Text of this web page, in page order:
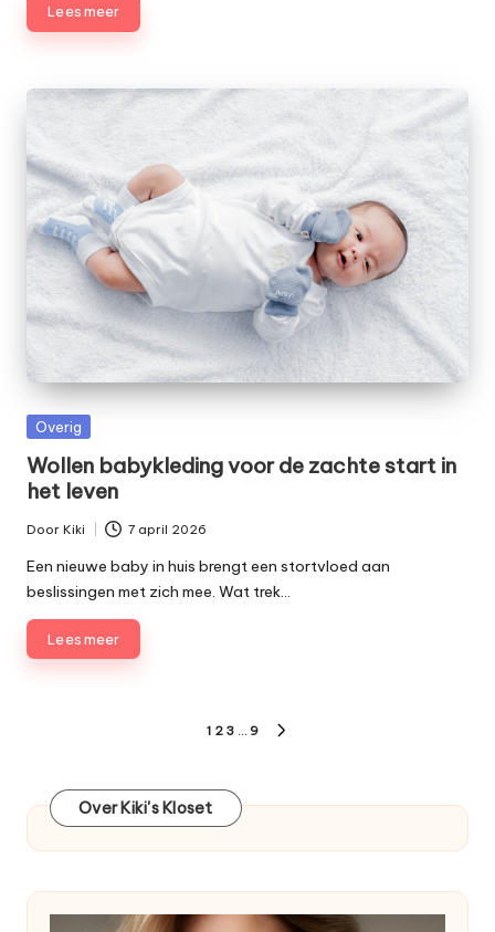
Lees meer
Geplaatst
Overig
Wollen babykleding voor de zachte start in
het leven
Geplaatst
door
Door Kiki 7 april 2026
Een nieuwe baby in huis brengt een stortvloed aan
beslissingen met zich mee. Wat trek…
Lees meer
1 2 3 … 9
Over Kiki's Kloset